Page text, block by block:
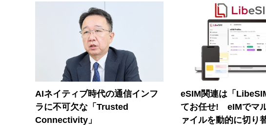
AIネイティブ時代の通信インフ
ラに不可欠な「Trusted
Connectivity」
eSIM関連は「
てお任せ! eIMでマ
ァイルを動的に切り